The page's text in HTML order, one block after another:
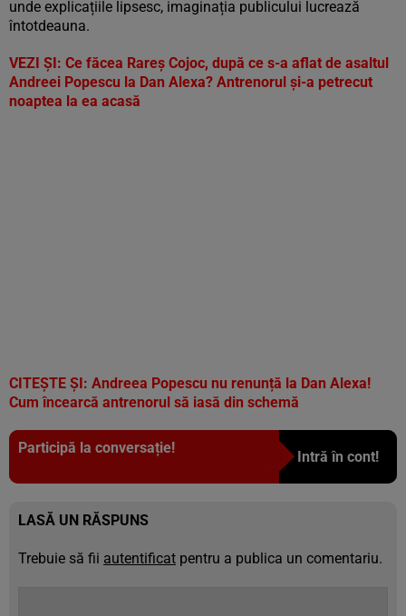
unde explicațiile lipsesc, imaginația publicului lucrează
întotdeauna.
VEZI ȘI: Ce făcea Rareș Cojoc, după ce s-a aflat de asaltul
Andreei Popescu la Dan Alexa? Antrenorul și-a petrecut
noaptea la ea acasă
CITEȘTE ȘI: Andreea Popescu nu renunță la Dan Alexa!
Cum încearcă antrenorul să iasă din schemă
Participă la conversație!
Intră în cont!
LASĂ UN RĂSPUNS
Trebuie să fii autentificat pentru a publica un comentariu.